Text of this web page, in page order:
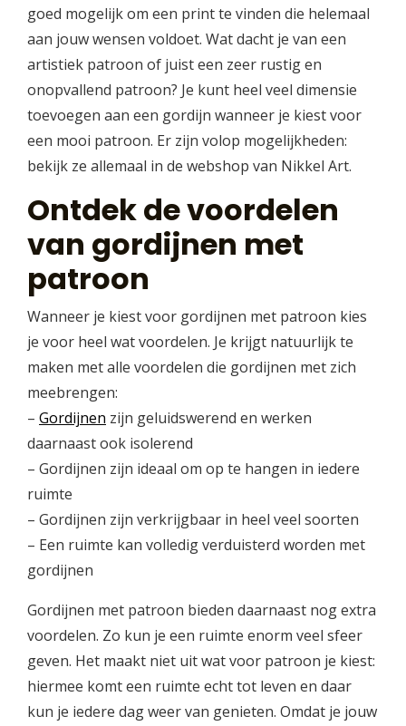
goed mogelijk om een print te vinden die helemaal
aan jouw wensen voldoet. Wat dacht je van een
artistiek patroon of juist een zeer rustig en
onopvallend patroon? Je kunt heel veel dimensie
toevoegen aan een gordijn wanneer je kiest voor
een mooi patroon. Er zijn volop mogelijkheden:
bekijk ze allemaal in de webshop van Nikkel Art.
Ontdek de voordelen
van gordijnen met
patroon
Wanneer je kiest voor gordijnen met patroon kies
je voor heel wat voordelen. Je krijgt natuurlijk te
maken met alle voordelen die gordijnen met zich
meebrengen:
– Gordijnen zijn geluidswerend en werken
daarnaast ook isolerend
– Gordijnen zijn ideaal om op te hangen in iedere
ruimte
– Gordijnen zijn verkrijgbaar in heel veel soorten
– Een ruimte kan volledig verduisterd worden met
gordijnen
Gordijnen met patroon bieden daarnaast nog extra
voordelen. Zo kun je een ruimte enorm veel sfeer
geven. Het maakt niet uit wat voor patroon je kiest:
hiermee komt een ruimte echt tot leven en daar
kun je iedere dag weer van genieten. Omdat je jouw